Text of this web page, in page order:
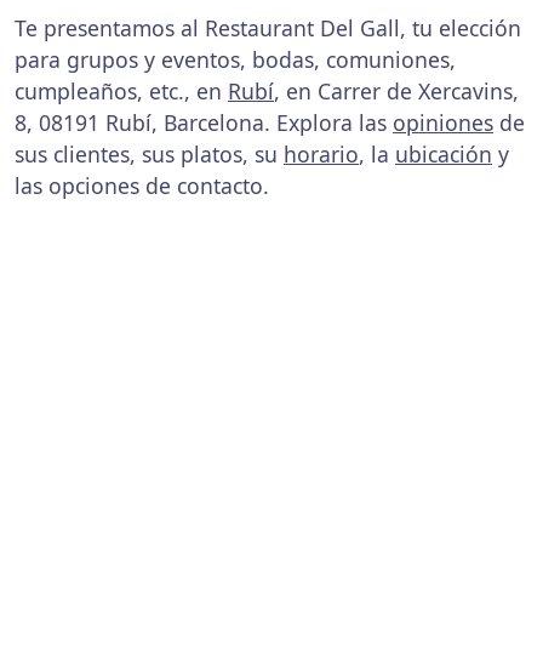
Te presentamos al Restaurant Del Gall, tu elección
para grupos y eventos, bodas, comuniones,
cumpleaños, etc., en Rubí, en Carrer de Xercavins,
8, 08191 Rubí, Barcelona. Explora las opiniones de
sus clientes, sus platos, su horario, la ubicación y
las opciones de contacto.